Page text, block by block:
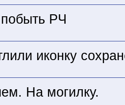
РЧ
иконку
На могилку.